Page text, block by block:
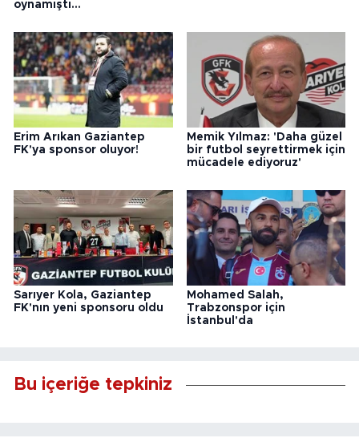
oynamıştı...
Erim Arıkan Gaziantep
FK'ya sponsor oluyor!
Memik Yılmaz: 'Daha güzel
bir futbol seyrettirmek için
mücadele ediyoruz'
Sarıyer Kola, Gaziantep
FK'nın yeni sponsoru oldu
Mohamed Salah,
Trabzonspor için
İstanbul'da
Bu içeriğe tepkiniz